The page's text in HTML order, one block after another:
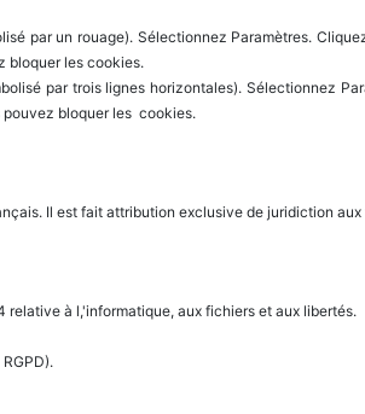
par un rouage). Sélectionnez Paramètres.
bloquer les cookies.
par trois lignes horizontales). Sélectionnez
bloquer les cookies.
Il est fait attribution exclusive de juridiction
à l,'informatique, aux fichiers et aux libertés.